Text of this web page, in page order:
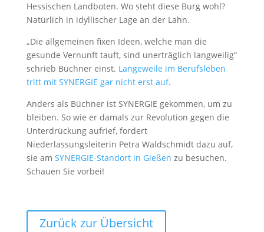
Hessischen Landboten. Wo steht diese Burg wohl?
Natürlich in idyllischer Lage an der Lahn.
„Die allgemeinen fixen Ideen, welche man die
gesunde Vernunft tauft, sind unerträglich langweilig“
schrieb Büchner einst. Langeweile im Berufsleben
tritt mit SYNERGIE gar nicht erst auf.
Anders als Büchner ist SYNERGIE gekommen, um zu
bleiben. So wie er damals zur Revolution gegen die
Unterdrückung aufrief, fordert
Niederlassungsleiterin Petra Waldschmidt dazu auf,
sie am SYNERGIE-Standort in Gießen zu besuchen.
Schauen Sie vorbei!
Zurück zur Übersicht